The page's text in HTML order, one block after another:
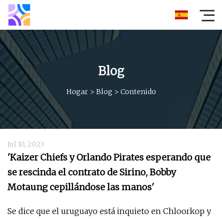
Blog
Hogar> Blog > Contenido
Jul 10, 2023
'Kaizer Chiefs y Orlando Pirates esperando que
se rescinda el contrato de Sirino, Bobby
Motaung cepillándose las manos'
Se dice que el uruguayo está inquieto en Chloorkop y